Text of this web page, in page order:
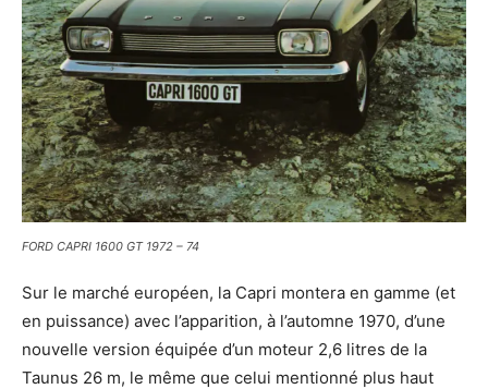
FORD CAPRI 1600 GT 1972 – 74
Sur le marché européen, la Capri montera en gamme (et
en puissance) avec l’apparition, à l’automne 1970, d’une
nouvelle version équipée d’un moteur 2,6 litres de la
Taunus 26 m, le même que celui mentionné plus haut